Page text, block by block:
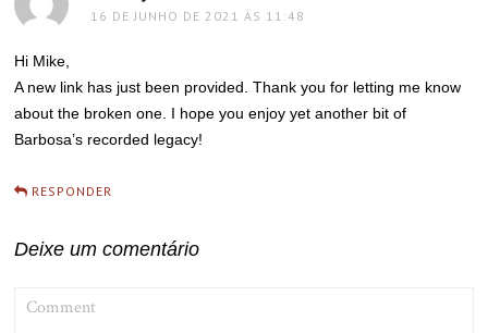
16 DE JUNHO DE 2021 ÀS 11:48
Hi Mike,
A new link has just been provided. Thank you for letting me know
about the broken one. I hope you enjoy yet another bit of
Barbosa’s recorded legacy!
RESPONDER
Deixe um comentário